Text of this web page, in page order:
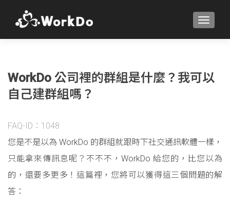
WorkDo 公司裡的群組是什麼？我可以
自己建群組嗎？
FAQ-ID：1048
您是不是以為 WorkDo 的群組就跟時下社交通訊軟體一樣，
只能拿來傳訊息呢？不不不，WorkDo 給您的，比您以為
的，還要多更多！這篇裡，您將可以獲得這三個問題的解
答：